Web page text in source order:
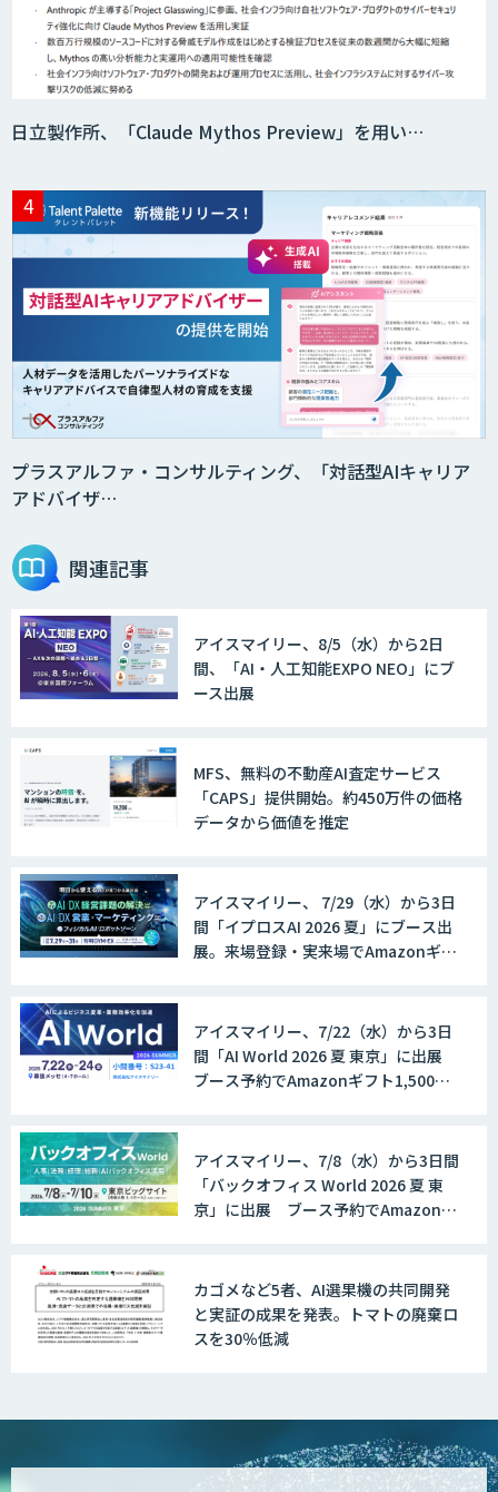
日立製作所、「Claude Mythos Preview」を用い…
プラスアルファ・コンサルティング、「対話型AIキャリア
アドバイザ…
関連記事
アイスマイリー、8/5（水）から2日
間、「AI・人工知能EXPO NEO」にブ
ース出展
MFS、無料の不動産AI査定サービス
「CAPS」提供開始。約450万件の価格
データから価値を推定
アイスマイリー、 7/29（水）から3日
間「イプロスAI 2026 夏」にブース出
展。来場登録・実来場でAmazonギフ
アイスマイリー、7/22（水）から3日
間「AI World 2026 夏 東京」に出展
ブース予約でAmazonギフト1,500円
アイスマイリー、7/8（水）から3日間
「バックオフィス World 2026 夏 東
京」に出展 ブース予約でAmazonギ
カゴメなど5者、AI選果機の共同開発
と実証の成果を発表。トマトの廃棄ロ
スを30％低減